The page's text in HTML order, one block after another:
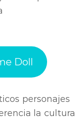
Doll
personajes
la cultura